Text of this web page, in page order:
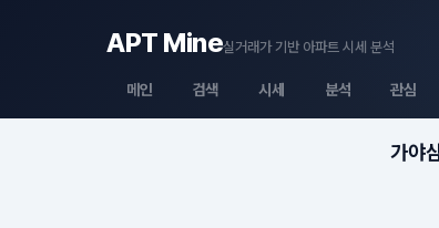
APT Mine실거래가 기반 아파트 시세 분석
메인 검색 시세 분석 관심
가야